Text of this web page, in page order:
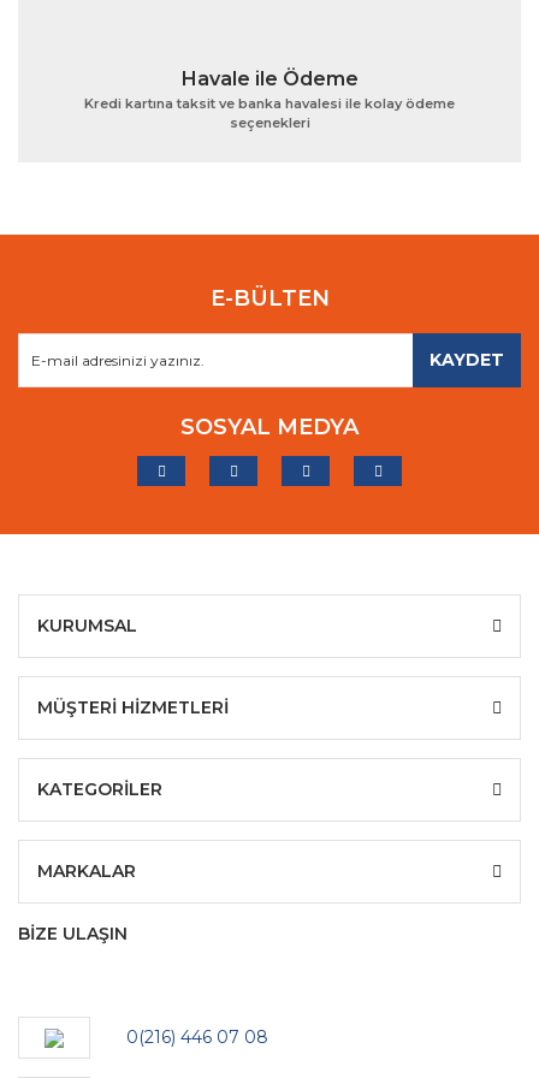
Havale ile Ödeme
Kredi kartına taksit ve banka havalesi ile kolay ödeme
seçenekleri
E-BÜLTEN
KAYDET
SOSYAL MEDYA
KURUMSAL
MÜŞTERİ HİZMETLERİ
KATEGORİLER
MARKALAR
BİZE ULAŞIN
0(216) 446 07 08